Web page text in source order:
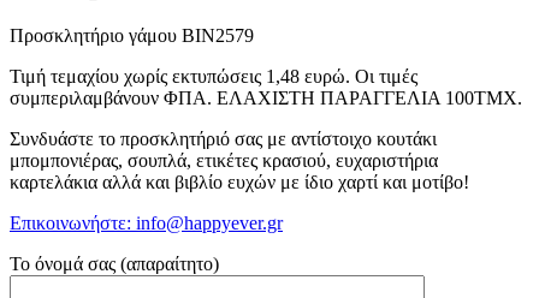
Προσκλητήριο γάμου ΒΙΝ2579
Τιμή τεμαχίου χωρίς εκτυπώσεις 1,48 ευρώ. Οι τιμές
συμπεριλαμβάνουν ΦΠΑ. ΕΛΑΧΙΣΤΗ ΠΑΡΑΓΓΕΛΙΑ 100ΤΜΧ.
Συνδυάστε το προσκλητήριό σας με αντίστοιχο κουτάκι
μπομπονιέρας, σουπλά, ετικέτες κρασιού, ευχαριστήρια
καρτελάκια αλλά και βιβλίο ευχών με ίδιο χαρτί και μοτίβο!
Επικοινωνήστε: info@happyever.gr
Το όνομά σας (απαραίτητο)